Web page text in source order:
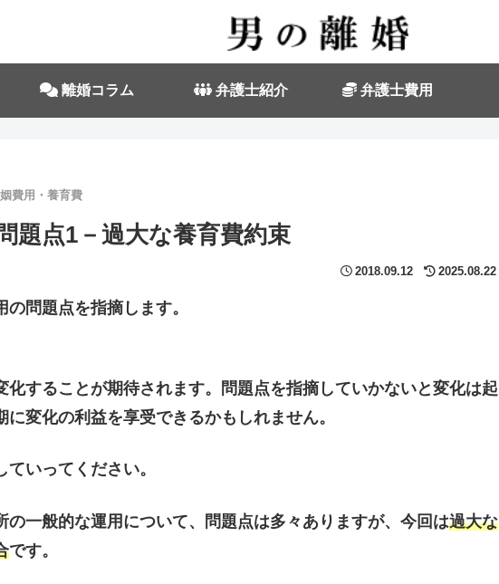
離婚コラム 弁護士紹介 弁護士費用
費用・養育費
題点1－過大な養育費約束
2018.09.12 2025.08.22
問題点を指摘します。
化することが期待されます。問題点を指摘していかないと変化は起
変化の利益を享受できるかもしれません。
いってください。
の一般的な運用について、問題点は多々ありますが、今回は過大な
です。